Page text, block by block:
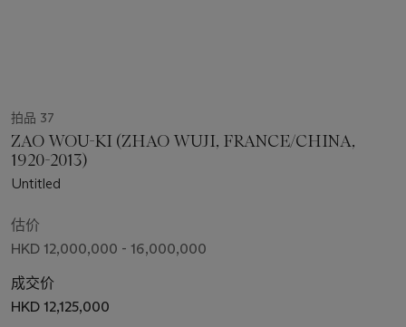
拍品 37
ZAO WOU-KI (ZHAO WUJI, FRANCE/CHINA,
1920-2013)
Untitled
估价
HKD 12,000,000 - 16,000,000
成交价
HKD 12,125,000